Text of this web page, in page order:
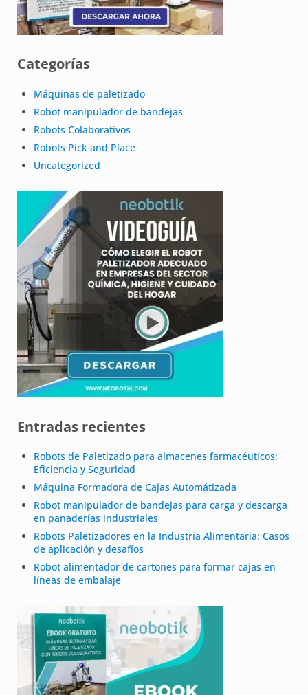
Categorías
Máquinas de paletizado
Robot manipulador de bandejas
Robots Colaborativos
Robots Pick and Place
Uncategorized
Entradas recientes
Robots de Paletizado para almacenes farmacéuticos:
Eficiencia y Seguridad
Máquina Formadora de Cajas Automátizada
Robot manipulador de bandejas para carga y descarga
en panaderías industriales
Robots Paletizadores en la Industria Alimentaria: Casos
de aplicación y desafíos
Robot alimentador de cartones para formar cajas en
líneas de embalaje